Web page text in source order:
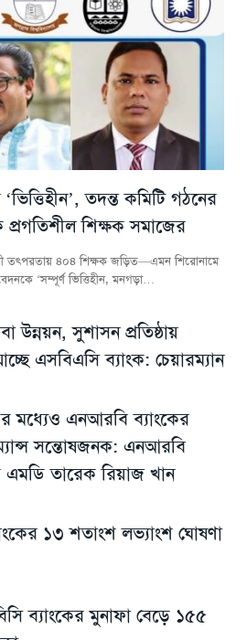
তদন্ত কমিটি গঠনের
শিক্ষক সমাজের
তৎপরতায় ৪০৪ শিক্ষক জড়িত—এমন শিরোনামে
‘সম্পূর্ণ ভিত্তিহীন, মনগড়া…
উন্নয়ন, সুশাসন প্রতিষ্ঠায়
এসবিএসি ব্যাংক: চেয়ারম্যান
মধ্যেও এনআরবি ব্যাংকের
সন্তোষজনক: এনআরবি
এমডি তারেক রিয়াজ খান
১৩ শতাংশ লভ্যাংশ ঘোষণা
ব্যাংকের মুনাফা বেড়ে ১৫৫